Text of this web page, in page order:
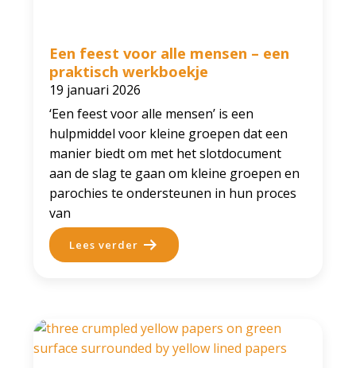
Een feest voor alle mensen – een
praktisch werkboekje
19 januari 2026
‘Een feest voor alle mensen’ is een
hulpmiddel voor kleine groepen dat een
manier biedt om met het slotdocument
aan de slag te gaan om kleine groepen en
parochies te ondersteunen in hun proces
van
Lees verder